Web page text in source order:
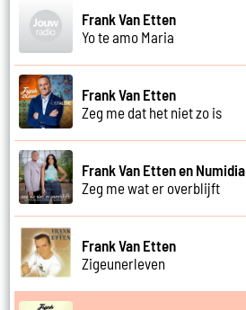
Frank Van Etten
Yo te amo Maria
Frank Van Etten
Zeg me dat het niet zo is
Frank Van Etten en Numidia
Zeg me wat er overblijft
Frank Van Etten
Zigeunerleven